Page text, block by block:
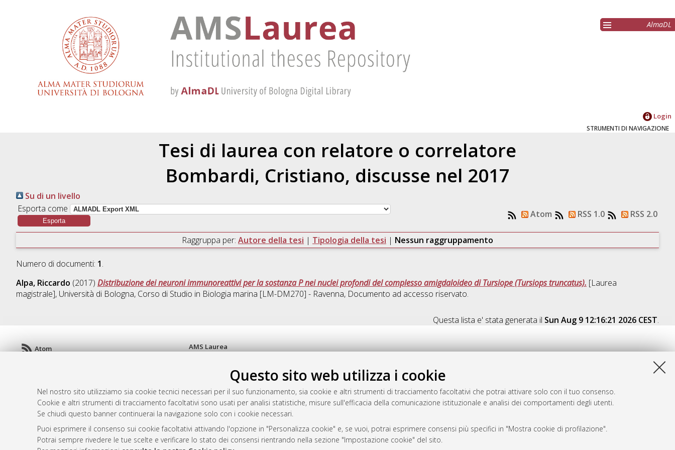
Questo sito web utilizza i cookie
Nel nostro sito utilizziamo sia cookie tecnici necessari per il suo funzionamento, sia cookie e altri strumenti di tracciamento facoltativi che potrai attivare solo con il tuo consenso.
Cookie e altri strumenti di tracciamento facoltativi sono usati per analisi statistiche, misure sull'efficacia della comunicazione istituzionale e analisi dei comportamenti degli utenti.
Se chiudi questo banner continuerai la navigazione solo con i cookie necessari.
Puoi esprimere il consenso sui cookie facoltativi attivando l'opzione in "Personalizza cookie" e, se vuoi, potrai esprimere consensi più specifici in "Mostra cookie di profilazione".
Potrai sempre rivedere le tue scelte e verificare lo stato dei consensi rientrando nella sezione "Impostazione cookie" del sito.
AlmaDL
Login
STRUMENTI DI NAVIGAZIONE
Tesi di laurea con relatore o correlatore
Bombardi, Cristiano, discusse nel 2017
Su di un livello
Esporta come
Atom RSS 1.0 RSS 2.0
Raggruppa per: Autore della tesi | Tipologia della tesi | Nessun raggruppamento
Numero di documenti: 1.
Alpa, Riccardo (2017) Distribuzione dei neuroni immunoreattivi per la sostanza P nei nuclei profondi del complesso amigdaloideo di Tursiope (Tursiops truncatus). [Laurea
magistrale], Università di Bologna, Corso di Studio in Biologia marina [LM-DM270] - Ravenna, Documento ad accesso riservato.
Questa lista e' stata generata il Sun Aug 9 12:16:21 2026 CEST.
Atom
AMS Laurea
Impostazioni Cookie
Informativa sulla privacy
Condizioni d’uso del sito
© ALMA MATER STUDIORUM - Università di Bologna, 2007-2026.